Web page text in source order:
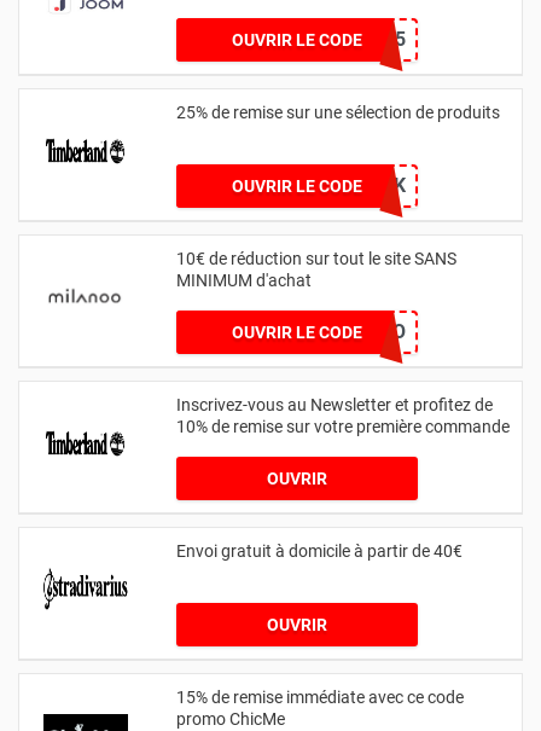
OUVRIR LE CODE
WETHRIFT5
25% de remise sur une sélection de produits
OUVRIR LE CODEWORK
10€ de réduction sur tout le site SANS
MINIMUM d'achat
OUVRIR LE CODEMILANOO
Inscrivez-vous au Newsletter et profitez de
10% de remise sur votre première commande
OUVRIR
Envoi gratuit à domicile à partir de 40€
OUVRIR
15% de remise immédiate avec ce code
promo ChicMe